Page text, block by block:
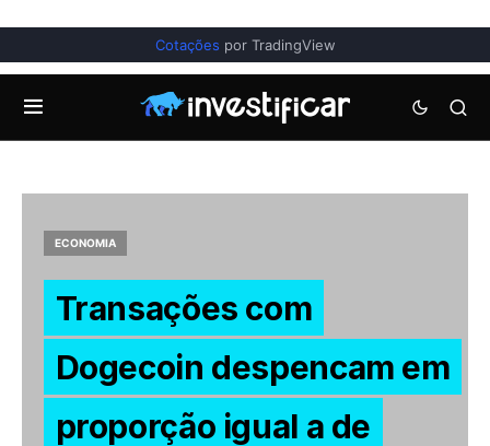
Cotações por TradingView
ECONOMIA
Transações com
Dogecoin despencam em
proporção igual a de